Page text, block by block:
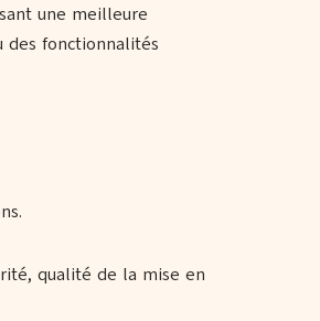
une meilleure
fonctionnalités
qualité de la mise en